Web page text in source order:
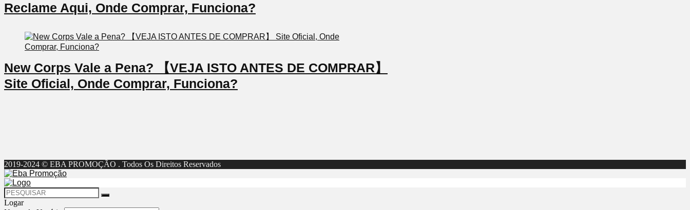
Reclame Aqui, Onde Comprar, Funciona?
New Corps Vale a Pena? 【VEJA ISTO ANTES DE COMPRAR】
Site Oficial, Onde Comprar, Funciona?
2019-2024 © EBA PROMOÇÃO . Todos Os Direitos Reservados
Logar